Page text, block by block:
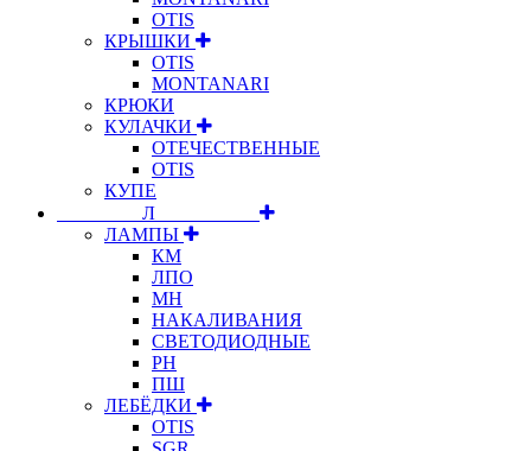
OTIS
КРЫШКИ
OTIS
MONTANARI
КРЮКИ
КУЛАЧКИ
ОТЕЧЕСТВЕННЫЕ
OTIS
КУПЕ
⠀⠀⠀⠀⠀⠀Л⠀⠀⠀⠀⠀⠀⠀
ЛАМПЫ
КМ
ЛПО
МН
НАКАЛИВАНИЯ
СВЕТОДИОДНЫЕ
РН
ПШ
ЛЕБЁДКИ
OTIS